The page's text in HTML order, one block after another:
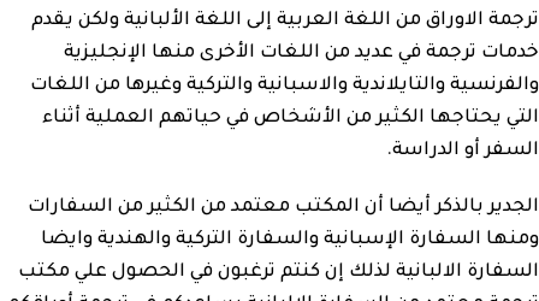
ترجمة الاوراق من اللغة العربية إلى اللغة الألبانية ولكن يقدم
خدمات ترجمة في عديد من اللغات الأخرى منها الإنجليزية
والفرنسية والتايلاندية والاسبانية والتركية وغيرها من اللغات
التي يحتاجها الكثير من الأشخاص في حياتهم العملية أثناء
السفر أو الدراسة.
الجدير بالذكر أيضا أن المكتب معتمد من الكثير من السفارات
ومنها السفارة الإسبانية والسفارة التركية والهندية وايضا
السفارة الالبانية لذلك إن كنتم ترغبون في الحصول علي مكتب